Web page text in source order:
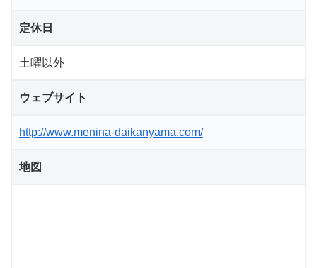
定休日
土曜以外
ウェブサイト
http://www.menina-daikanyama.com/
地図